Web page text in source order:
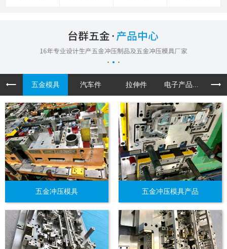
五金模具 汽车件 拉伸件 电子产品... 机箱
五金冲压模具 五金冲压模具产品